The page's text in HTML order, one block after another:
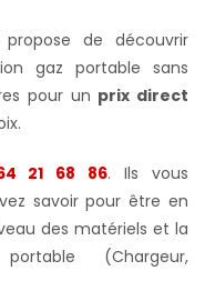
propose de découvrir
gaz portable sans
pour un prix direct
21 68 86. Ils vous
savoir pour être en
des matériels et la
(Chargeur,